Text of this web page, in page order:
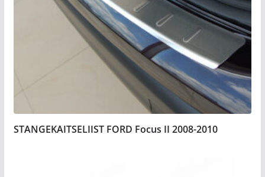
STANGEKAITSELIIST FORD Focus II 2008-2010